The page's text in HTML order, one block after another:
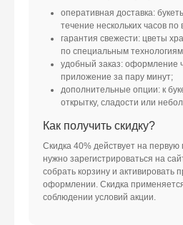
оперативная доставка:
течение нескольких часов
гарантия свежести: цветы
по специальным
удобный заказ: оформление
приложение за пару минут;
дополнительные опции: к
открытку, сладости или
Как получить скидку?
Скидка 40% действует на первую
нужно зарегистрироваться на
собрать корзину и активировать
оформлении. Скидка
соблюдении условий акции.